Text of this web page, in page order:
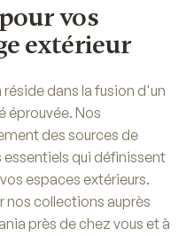
vos
extérieur
dans la fusion d'un
éprouvée. Nos
des sources de
qui définissent
espaces extérieurs.
nos collections auprès
près de chez vous et à